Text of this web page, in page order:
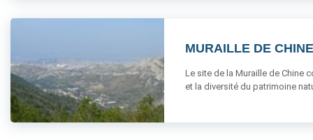
MURAILLE DE CHINE
Le site de la Muraille de Chine
et la diversité du patrimoine